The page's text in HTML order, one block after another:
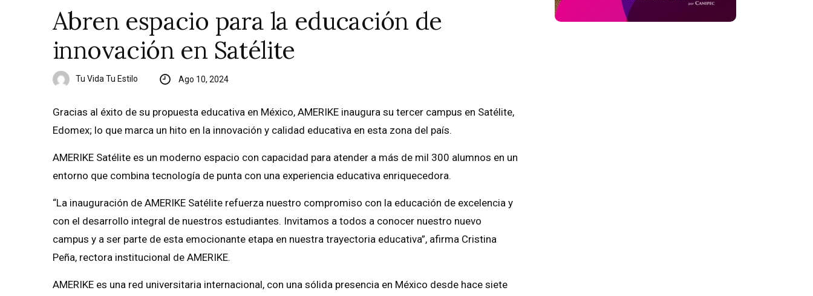
Abren espacio para la educación de
innovación en Satélite
Tu Vida Tu Estilo Ago 10, 2024
Gracias al éxito de su propuesta educativa en México, AMERIKE inaugura su tercer campus en Satélite,
Edomex; lo que marca un hito en la innovación y calidad educativa en esta zona del país.
AMERIKE Satélite es un moderno espacio con capacidad para atender a más de mil 300 alumnos en un
entorno que combina tecnología de punta con una experiencia educativa enriquecedora.
“La inauguración de AMERIKE Satélite refuerza nuestro compromiso con la educación de excelencia y
con el desarrollo integral de nuestros estudiantes. Invitamos a todos a conocer nuestro nuevo
campus y a ser parte de esta emocionante etapa en nuestra trayectoria educativa”, afirma Cristina
Peña, rectora institucional de AMERIKE.
AMERIKE es una red universitaria internacional, con una sólida presencia en México desde hace siete